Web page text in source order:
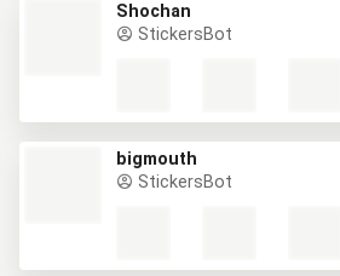
Shochan
StickersBot
bigmouth
StickersBot